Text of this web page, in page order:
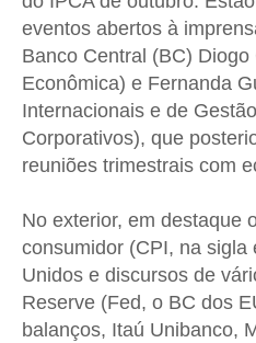
eventos abertos à
Banco Central (BC)
Econômica) e Fernanda
Internacionais e de
Corporativos), que
reuniões trimestrais com
No exterior, em destaque
consumidor (CPI, na sigla
Unidos e discursos de
Reserve (Fed, o BC dos
balanços, Itaú Unibanco,